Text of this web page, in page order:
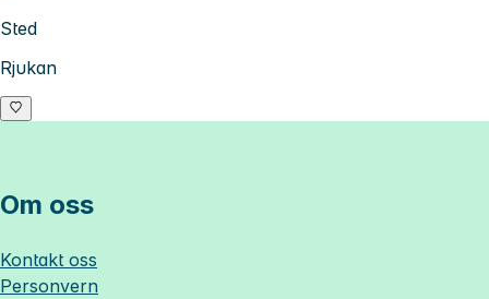
Sted
Rjukan
Om oss
Kontakt oss
Personvern